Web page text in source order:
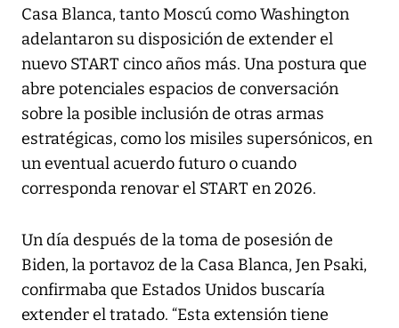
Casa Blanca, tanto Moscú como Washington
adelantaron su disposición de extender el
nuevo START cinco años más. Una postura que
abre potenciales espacios de conversación
sobre la posible inclusión de otras armas
estratégicas, como los misiles supersónicos, en
un eventual acuerdo futuro o cuando
corresponda renovar el START en 2026.
Un día después de la toma de posesión de
Biden, la portavoz de la Casa Blanca, Jen Psaki,
confirmaba que Estados Unidos buscaría
extender el tratado. “Esta extensión tiene